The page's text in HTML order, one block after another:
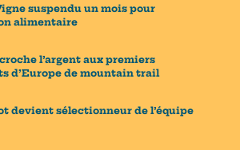
suspendu un mois pour
alimentaire
l’argent aux premiers
d’Europe de mountain trail
devient sélectionneur de l’équipe